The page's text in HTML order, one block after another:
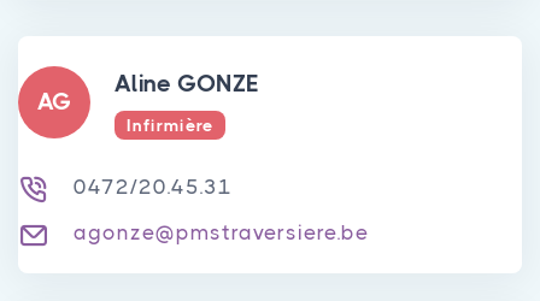
AG
Aline GONZE
Infirmière
0472/20.45.31
agonze@pmstraversiere.be